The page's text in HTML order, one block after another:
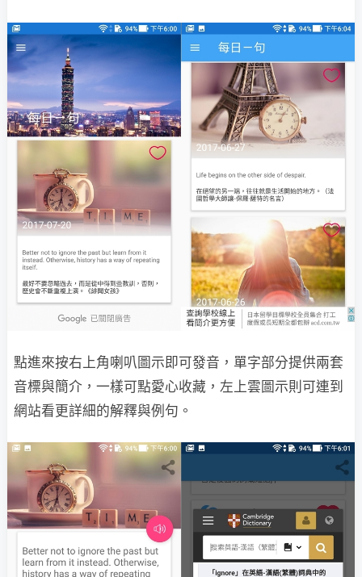
點進來按右上角喇叭圖示即可發音，單字部分提供兩套
音標與簡介，一樣可點愛心收藏，左上雲圖示則可連到
網站看更詳細的解釋與例句。